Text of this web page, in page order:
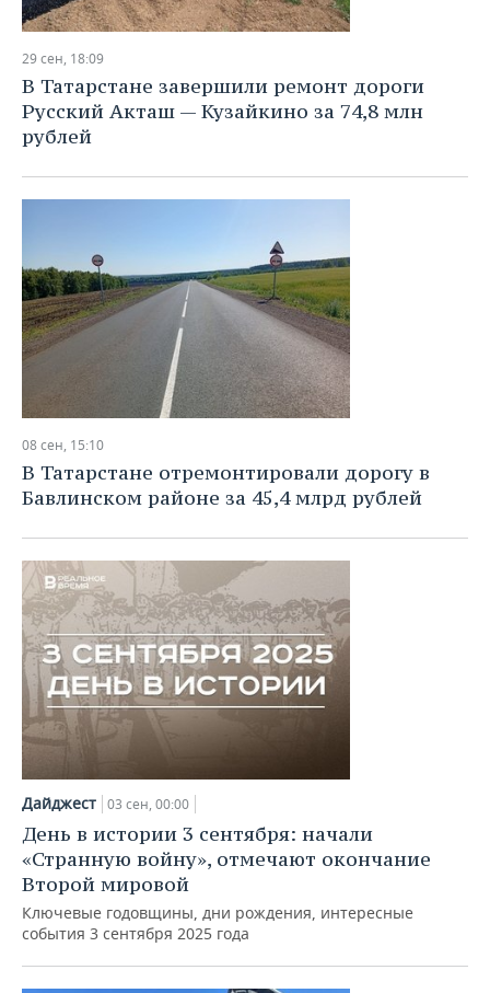
29 сен, 18:09
В Татарстане завершили ремонт дороги
Русский Акташ — Кузайкино за 74,8 млн
рублей
08 сен, 15:10
В Татарстане отремонтировали дорогу в
Бавлинском районе за 45,4 млрд рублей
Дайджест 03 сен, 00:00
День в истории 3 сентября: начали
«Странную войну», отмечают окончание
Второй мировой
Ключевые годовщины, дни рождения, интересные
события 3 сентября 2025 года